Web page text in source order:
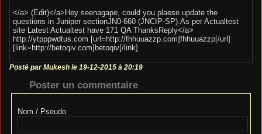
</a> (Edit)</a>Hey seenagape, could you plaese update the
questions in Juniper sectionJN0-660 (JNCIP-SP).As per Actualtest
site Latest Actualtest have 171 QA ThanksReply</a>
http://ytpppwdtus.com [url=http://fhhuuazzp.com]fhhuuazzp[/url]
[link=http://betoqiv.com]betoqiv[/link]
Posté par Mukesh le 19-12-2015 à 20:19
Poster un commentaire
Nom / Pseudo